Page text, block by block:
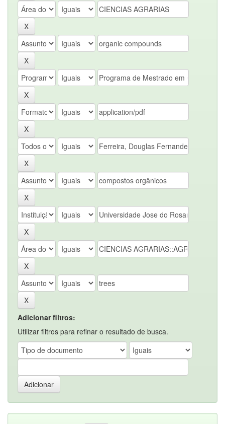
Adicionar filtros:
Utilizar filtros para refinar o resultado de busca.